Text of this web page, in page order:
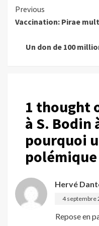
Continue
Reading
Previous
Vaccination: Pirae
Un don de 100
1 thought
à S. Bodin
pourquoi
polémique
Hervé
4 septembre
Repose en